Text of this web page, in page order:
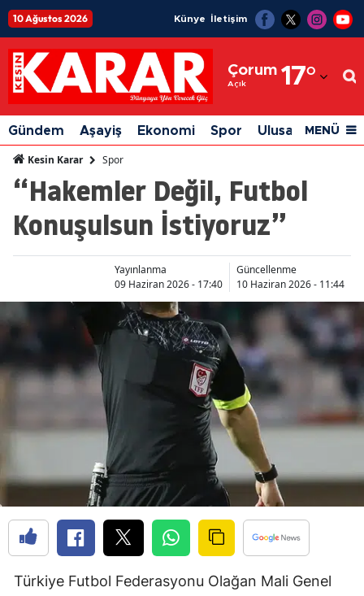
10 Ağustos 2026 Künye İletişim
Çorum
Açık 17°
Adıyaman
Afyonkarahisar
Ağrı
Amasya
Ankara
Artvin
Aydın
Balıkesir
Bilecik
Bingöl
Bitlis
Bolu
Çanakkale
Gündem Aşayiş Ekonomi Spor Ulusal Siyaset
MENÜ
Kesin Karar Spor
“Hakemler Değil, Futbol
Konuşulsun İstiyoruz”
Yayınlanma
09 Haziran 2026 - 17:40
Güncellenme
10 Haziran 2026 - 11:44
Türkiye Futbol Federasyonu Olağan Mali Genel